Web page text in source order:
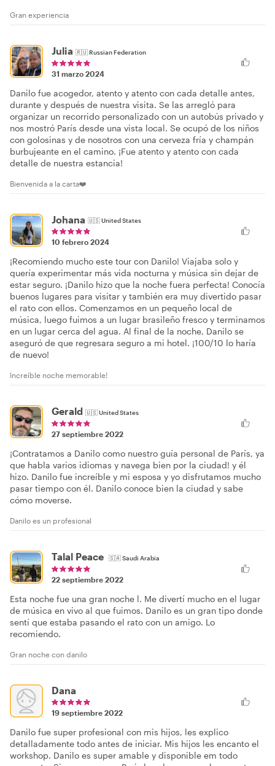
Gran experiencia
Julia 🇷🇺Russian Federation
31 marzo 2024
Danilo fue acogedor, atento y atento con cada detalle antes,
durante y después de nuestra visita. Se las arregló para
organizar un recorrido personalizado con un autobús privado y
nos mostró París desde una vista local. Se ocupó de los niños
con golosinas y de nosotros con una cerveza fría y champán
burbujeante en el camino. ¡Fue atento y atento con cada
detalle de nuestra estancia!
Bienvenida a la carta❤️
Johana 🇺🇸United States
10 febrero 2024
¡Recomiendo mucho este tour con Danilo! Viajaba solo y
quería experimentar más vida nocturna y música sin dejar de
estar seguro. ¡Danilo hizo que la noche fuera perfecta! Conocía
buenos lugares para visitar y también era muy divertido pasar
el rato con ellos. Comenzamos en un pequeño local de
música, luego fuimos a un lugar brasileño fresco y terminamos
en un lugar cerca del agua. Al final de la noche, Danilo se
aseguró de que regresara seguro a mi hotel. ¡100/10 lo haría
de nuevo!
Increíble noche memorable!
Gerald 🇺🇸United States
27 septiembre 2022
¡Contratamos a Danilo como nuestro guía personal de París, ya
que habla varios idiomas y navega bien por la ciudad! y él
hizo. Danilo fue increíble y mi esposa y yo disfrutamos mucho
pasar tiempo con él. Danilo conoce bien la ciudad y sabe
cómo moverse.
Danilo es un profesional
Talal Peace 🇸🇦Saudi Arabia
22 septiembre 2022
Esta noche fue una gran noche l. Me divertí mucho en el lugar
de música en vivo al que fuimos. Danilo es un gran tipo donde
sentí que estaba pasando el rato con un amigo. Lo
recomiendo.
Gran noche con danilo
Dana
19 septiembre 2022
Danilo fue super profesional con mis hijos, les explico
detalladamente todo antes de iniciar. Mis hijos les encanto el
workshop. Danilo es super amable y disponible em todo